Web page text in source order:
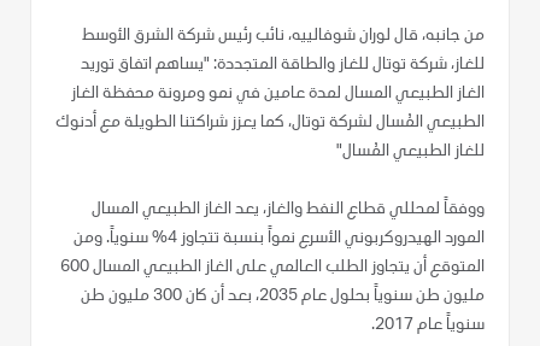
من جانبه، قال لوران شوفالييه، نائب رئيس شركة الشرق الأوسط
للغاز، شركة توتال للغاز والطاقة المتجددة: "يساهم اتفاق توريد
الغاز الطبيعي المسال لمدة عامين في نمو ومرونة محفظة الغاز
الطبيعي المُسال لشركة توتال، كما يعزز شراكتنا الطويلة مع أدنوك
للغاز الطبيعي المُسال"
ووفقاً لمحللي قطاع النفط والغاز، يعد الغاز الطبيعي المسال
المورد الهيدروكربوني الأسرع نمواً بنسبة تتجاوز 4% سنوياً. ومن
المتوقع أن يتجاوز الطلب العالمي على الغاز الطبيعي المسال 600
مليون طن سنوياً بحلول عام 2035، بعد أن كان 300 مليون طن
سنوياً عام 2017.